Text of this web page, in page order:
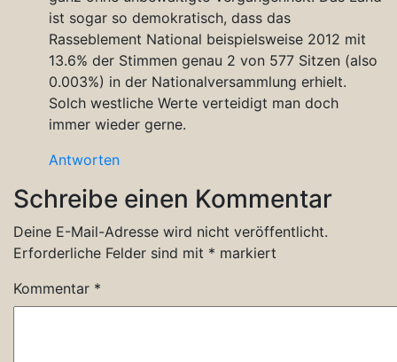
ist sogar so demokratisch, dass das
Rasseblement National beispielsweise 2012 mit
13.6% der Stimmen genau 2 von 577 Sitzen (also
0.003%) in der Nationalversammlung erhielt.
Solch westliche Werte verteidigt man doch
immer wieder gerne.
Antworten
Schreibe einen Kommentar
Deine E-Mail-Adresse wird nicht veröffentlicht.
Erforderliche Felder sind mit * markiert
Kommentar *